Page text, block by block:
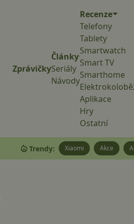
Zprávičky
Články
Seriály
Návody
Recenze
Telefony
Tablety
Smartwatch
Smart TV
Smarthome
Aplikace
Hry
Ostatní
Trendy: Xiaomi Akce